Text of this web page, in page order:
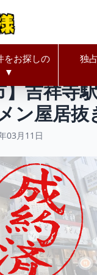
をお探しの
▼
独
東京都 武蔵
】吉祥寺
ン屋居抜
03月11日